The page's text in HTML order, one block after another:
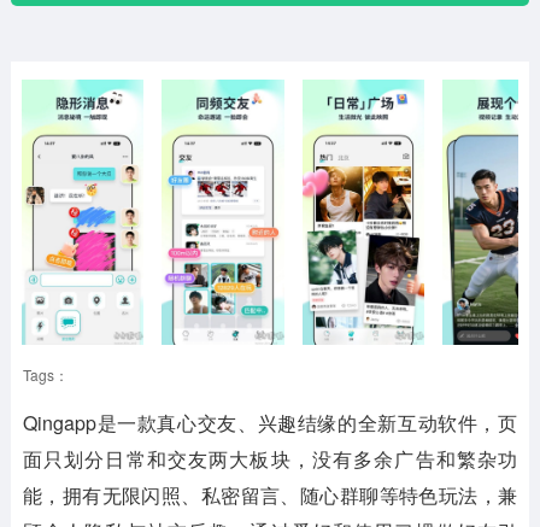
金融理财 新闻资讯 游戏辅助
安卓其它
Tags：
Qingapp是一款真心交友、兴趣结缘的全新互动软件，页
面只划分日常和交友两大板块，没有多余广告和繁杂功
能，拥有无限闪照、私密留言、随心群聊等特色玩法，兼